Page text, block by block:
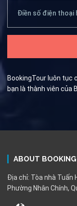
BookingTour luôn tục
bạn là thành viên của
ABOUT
Địa chỉ: Tòa nhà Tuấn
Phường Nhân Chính,